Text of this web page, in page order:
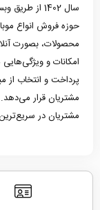
سال 1402 از
حوزه فروش انواع
محصولات، بصورت
امکانات و
پرداخت و انتخاب از
مشتریان قرار
مشتریان در